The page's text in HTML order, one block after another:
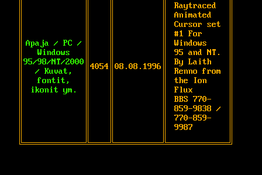
Apaja / PC /
Windows
95/98/NT/2000
/ Kuvat,
fontit,
ikonit ym.
4054 08.08.1996
Raytraced
Animated
Cursor set
#1 For
Windows
95 and NT.
By Laith
Renno from
the Ion
Flux
BBS 770-
859-9838 /
770-859-
9987